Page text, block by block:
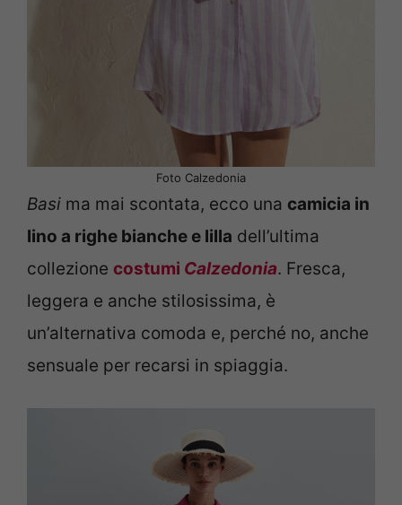
Foto Calzedonia
Basi ma mai scontata, ecco una camicia in
lino a righe bianche e lilla dell’ultima
collezione costumi Calzedonia. Fresca,
leggera e anche stilosissima, è
un’alternativa comoda e, perché no, anche
sensuale per recarsi in spiaggia.